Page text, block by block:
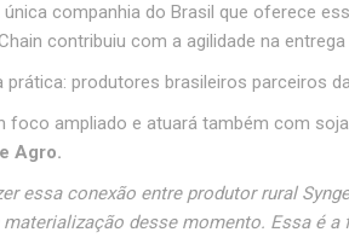
única companhia do Brasil que oferece
contribuiu com a agilidade na
produtores brasileiros parceiros
foco ampliado e atuará também com
Agro.
essa conexão entre produtor rural
desse momento. Essa é